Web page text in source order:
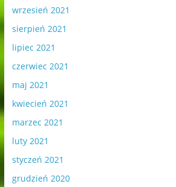
wrzesień 2021
sierpień 2021
lipiec 2021
czerwiec 2021
maj 2021
kwiecień 2021
marzec 2021
luty 2021
styczeń 2021
grudzień 2020